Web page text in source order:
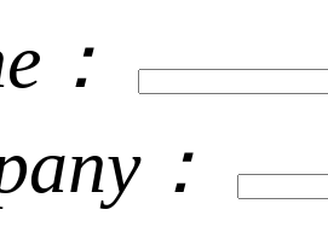
：
：